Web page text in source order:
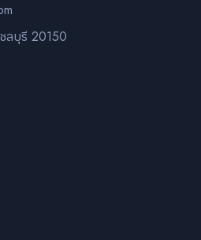
ลบุรี 20150